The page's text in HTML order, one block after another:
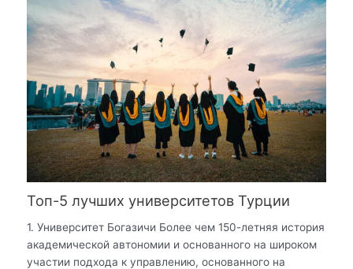
Топ-5 лучших университетов Турции
1. Университет Богазичи Более чем 150-летняя история
академической автономии и основанного на широком
участии подхода к управлению, основанного на